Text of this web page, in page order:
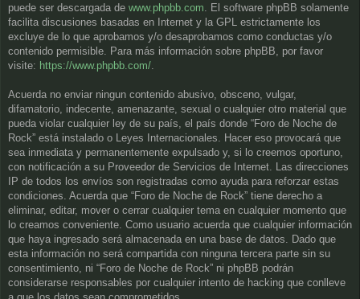
puede ser descargada de www.phpbb.com . El software phpBB solamente
facilita discusiones basadas en Internet y la GPL estrictamente los
excluye de lo que aprobamos y/o desaprobamos como conductas y/o
contenido permisible. Para más información sobre phpBB, por favor
visite: https://www.phpbb.com/
Acuerda no enviar ningun contenido abusivo, obsceno, vulgar,
difamatorio, indecente, amenazante, sexual o cualquier otro material que
pueda violar cualquier ley de su país, el país donde “Foro de Noche de
Rock” está instalado o Leyes Internacionales. Hacer eso provocará que
sea inmediata y permanentemente expulsado y, si lo creemos oportuno,
con notificación a su Proveedor de Servicios de Internet. Las direcciones
IP de todos los envíos son registradas como ayuda para reforzar estas
condiciones. Acuerda que “Foro de Noche de Rock” tiene derecho a
eliminar, editar, mover o cerrar cualquier tema en cualquier momento que
lo creamos conveniente. Como usuario acuerda que cualquier información
que haya ingresado será almacenada en una base de datos. Dado que
esta información no será compartida con ninguna tercera parte sin su
consentimiento, ni “Foro de Noche de Rock” ni phpBB podrán
considerarse responsables por cualquier intento de hacking que conlleve
a que los datos sean comprometidos.